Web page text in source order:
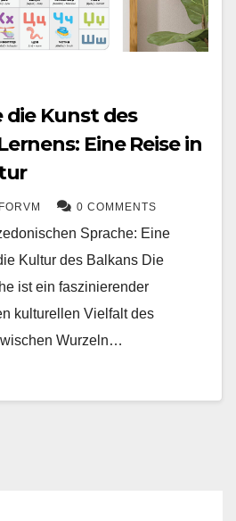
die Kunst des
Eine Reise in
FORVM 0 COMMENTS
Sprache: Eine
Kultur des Balkans Die
ist ein faszinierender
kulturellen Vielfalt des
Wurzeln…